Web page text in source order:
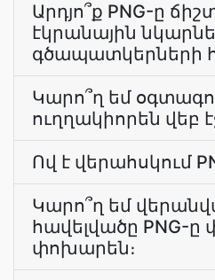
Արդյո՞ք PNG-ը
էկրանային
գծապատկերների
Կարո՞ղ եմ
ուղղակիորեն վեբ
Ով է վերահսկում
Կարո՞ղ եմ
հավելվածը PNG-
փոխարեն։